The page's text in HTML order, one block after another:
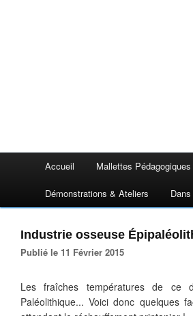
Accueil Mallettes Pédagogiques
Démonstrations & Ateliers
Industrie osseuse
Publié le 11 Février 2015
Les fraîches températures de
Paléolithique... Voici donc quelques